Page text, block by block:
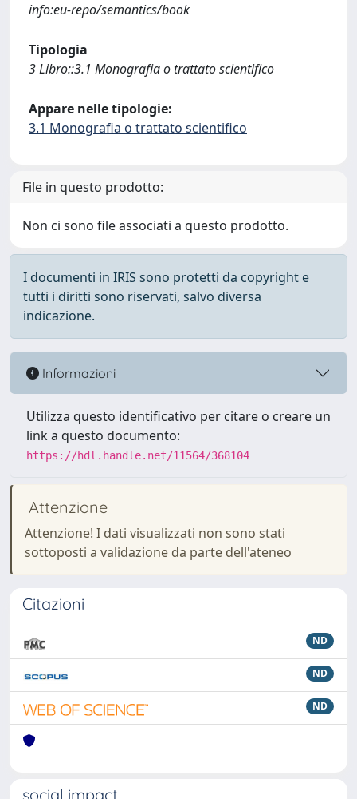
info:eu-repo/semantics/book
Tipologia
3 Libro::3.1 Monografia o trattato scientifico
Appare nelle tipologie:
3.1 Monografia o trattato scientifico
File in questo prodotto:
Non ci sono file associati a questo prodotto.
I documenti in IRIS sono protetti da copyright e
tutti i diritti sono riservati, salvo diversa
indicazione.
Informazioni
Utilizza questo identificativo per citare o creare un
link a questo documento:
https://hdl.handle.net/11564/368104
Attenzione
Attenzione! I dati visualizzati non sono stati
sottoposti a validazione da parte dell'ateneo
Citazioni
ND
ND
ND
social impact